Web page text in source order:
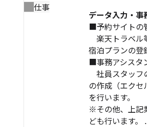
仕事
データ入力・事
■予約サイトの
楽天トラベル
宿泊プランの登
■事務アシスタ
社員スタッフ
の作成（エク
を行います。
※その他、上記
ども行います。